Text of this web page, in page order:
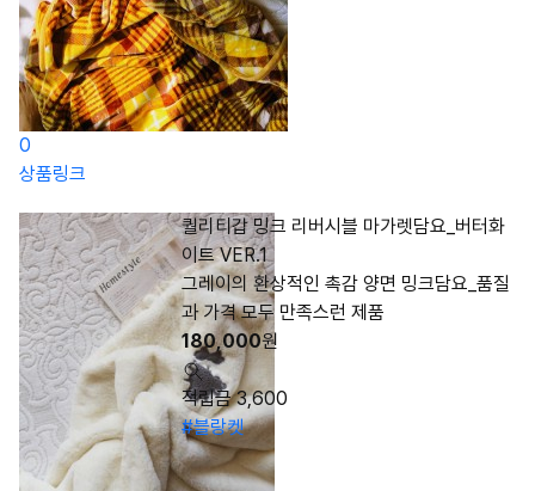
0
상품링크
퀄리티갑 밍크 리버시블 마가렛담요_버터화
이트 VER.1
그레이의 환상적인 촉감 양면 밍크담요_품질
과 가격 모두 만족스런 제품
180,000원
적립금 3,600
#블랑켓